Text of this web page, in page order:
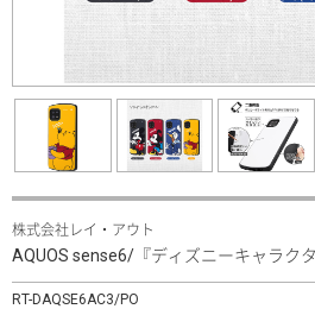
株式会社レイ・アウト
AQUOS sense6/『ディズニーキャラク
RT-DAQSE6AC3/PO